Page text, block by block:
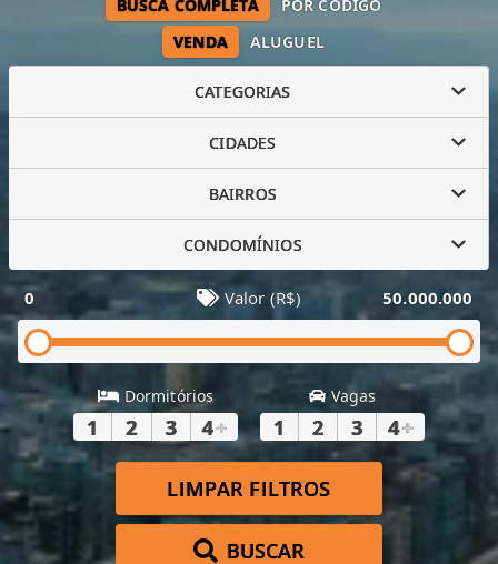
VENDA ALUGUEL
BUSCA COMPLETA POR CÓDIGO
CATEGORIAS
CIDADES
BAIRROS
CONDOMÍNIOS
0 Valor (R$) 50.000.000
Dormitórios
1 2 3 4+
Vagas
1 2 3 4+
LIMPAR FILTROS
BUSCAR